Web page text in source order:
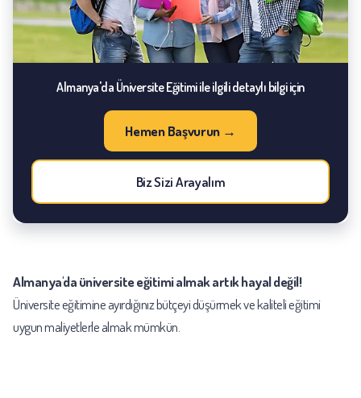
Almanya'da Üniversite Eğitimi ile ilgili detaylı bilgi için
Hemen Başvurun →
Biz Sizi Arayalım
Almanya'da üniversite eğitimi almak artık hayal değil!
Üniversite eğitimine ayırdığınız bütçeyi düşürmek ve kaliteli eğitimi
uygun maliyetlerle almak mümkün.